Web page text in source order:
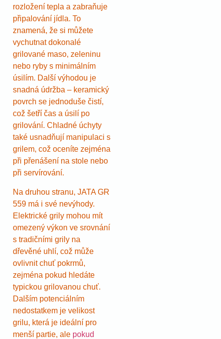
rozložení tepla a zabraňuje
připalování jídla. To
znamená, že si můžete
vychutnat dokonalé
grilované maso, zeleninu
nebo ryby s minimálním
úsilím. Další výhodou je
snadná údržba – keramický
povrch se jednoduše čistí,
což šetří čas a úsilí po
grilování. Chladné úchyty
také usnadňují manipulaci s
grilem, což oceníte zejména
při přenášení na stole nebo
při servírování.
Na druhou stranu, JATA GR
559 má i své nevýhody.
Elektrické grily mohou mít
omezený výkon ve srovnání
s tradičními grily na
dřevěné uhlí, což může
ovlivnit chuť pokrmů,
zejména pokud hledáte
typickou grilovanou chuť.
Dalším potenciálním
nedostatkem je velikost
grilu, která je ideální pro
menší partie, ale pokud